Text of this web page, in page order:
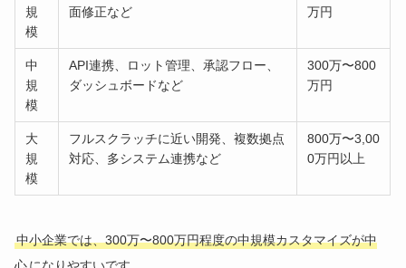
規
模
面修正など
万円
中
規
模
API連携、ロット管理、承認フロー、
ダッシュボードなど
300万〜800
万円
大
規
模
フルスクラッチに近い開発、複数拠点
対応、多システム連携など
800万〜3,00
0万円以上
中小企業では、300万〜800万円程度の中規模カスタマイズが中